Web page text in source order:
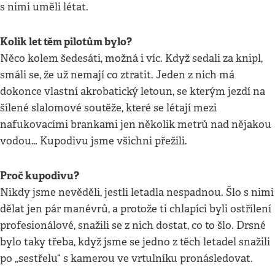
s nimi uměli létat.
Kolik let těm pilotům bylo?
Něco kolem šedesáti, možná i víc. Když sedali za knipl,
smáli se, že už nemají co ztratit. Jeden z nich má
dokonce vlastní akrobatický letoun, se kterým jezdí na
šílené slalomové soutěže, které se létají mezi
nafukovacími brankami jen několik metrů nad nějakou
vodou… Kupodivu jsme všichni přežili.
Proč kupodivu?
Nikdy jsme nevěděli, jestli letadla nespadnou. Šlo s nimi
dělat jen pár manévrů, a protože ti chlapíci byli ostřílení
profesionálové, snažili se z nich dostat, co to šlo. Drsné
bylo taky třeba, když jsme se jedno z těch letadel snažili
po „sestřelu“ s kamerou ve vrtulníku pronásledovat.